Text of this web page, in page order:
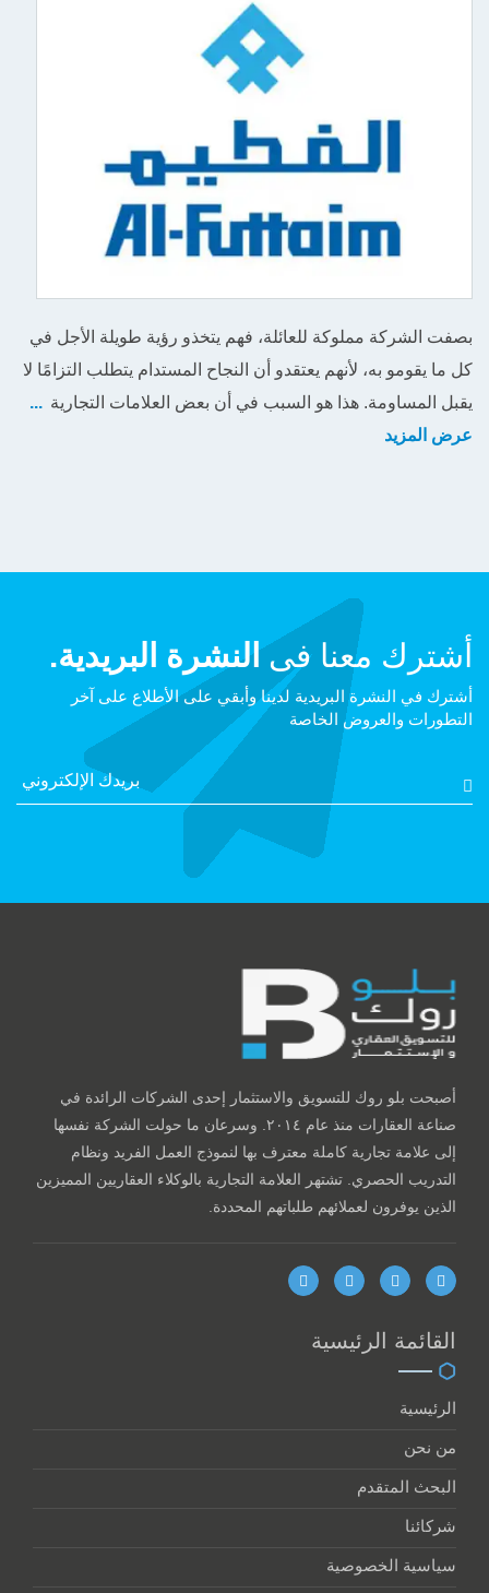
بصفت الشركة مملوكة للعائلة، فهم يتخذو رؤية طويلة الأجل في
كل ما يقومو به، لأنهم يعتقدو أن النجاح المستدام يتطلب التزامًا لا
يقبل المساومة. هذا هو السبب في أن بعض العلامات التجارية ...
عرض المزيد
أشترك معنا فىالنشرة البريدية.
أشترك في النشرة البريدية لدينا وأبقي على الأطلاع على آخر
التطورات والعروض الخاصة
أصبحت بلو روك للتسويق والاستثمار إحدى الشركات الرائدة في
صناعة العقارات منذ عام ٢٠١٤. وسرعان ما حولت الشركة نفسها
إلى علامة تجارية كاملة معترف بها لنموذج العمل الفريد ونظام
التدريب الحصري. تشتهر العلامة التجارية بالوكلاء العقاريين المميزين
الذين يوفرون لعملائهم طلباتهم المحددة.
القائمة الرئيسية
الرئيسية
من نحن
البحث المتقدم
شركائنا
سياسية الخصوصية